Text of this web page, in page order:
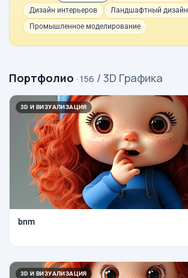
Дизайн интерьеров
Ландшафтный дизайн
Промышленное моделирование
Портфолио · 156 / 3D Графика
3D И ВИЗУАЛИЗАЦИЯ
bnm
3D И ВИЗУАЛИЗАЦИЯ